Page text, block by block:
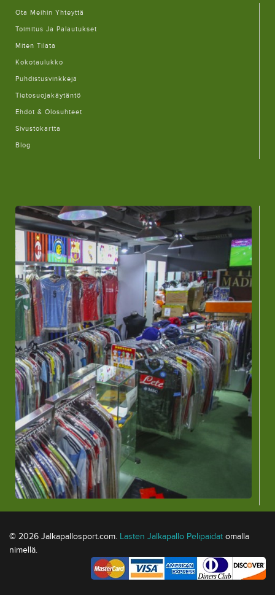
Ota Meihin Yhteyttä
Toimitus Ja Palautukset
Miten Tilata
Kokotaulukko
Puhdistusvinkkejä
Tietosuojakäytäntö
Ehdot & Olosuhteet
Sivustokartta
Blog
© 2026 Jalkapallosport.com. Lasten Jalkapallo Pelipaidat omalla
nimellä.